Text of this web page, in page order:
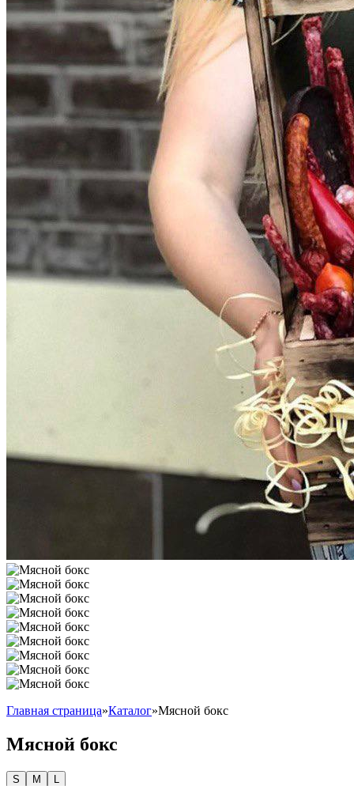
Главная страница»Каталог»Мясной бокс
Мясной бокс
S M